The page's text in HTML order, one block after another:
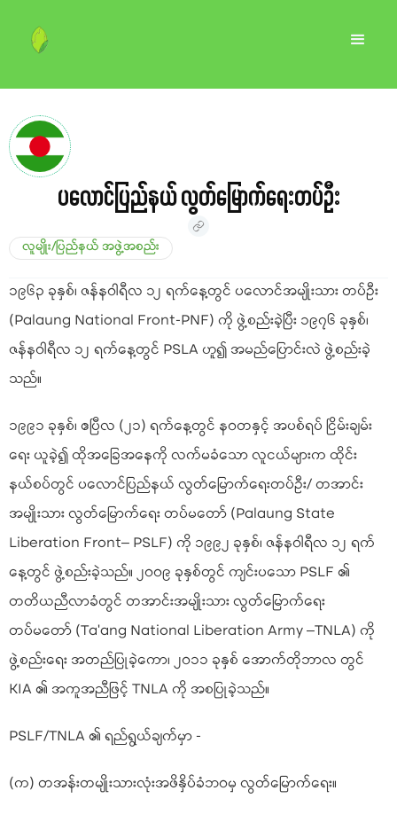
ပလောင်ပြည်နယ် လွတ်မြောက်ရေးတပ်ဦး
လူမျိုး/ပြည်နယ် အဖွဲ့အစည်း
၁၉၆၃ ခုနှစ်၊ ဇန်နဝါရီလ ၁၂ ရက်နေ့တွင် ပလောင်အမျိုးသား တပ်ဦး
(Palaung National Front-PNF) ကို ဖွဲ့စည်းခဲ့ပြီး ၁၉၇၆ ခုနှစ်၊
ဇန်နဝါရီလ ၁၂ ရက်နေ့တွင် PSLA ဟူ၍ အမည်ပြောင်းလဲ ဖွဲ့စည်းခဲ့
သည်။
၁၉၉၁ ခုနှစ်၊ ဧပြီလ (၂၁) ရက်နေ့တွင် နဝတနှင့် အပစ်ရပ် ငြိမ်းချမ်း
ရေး ယူခဲ့၍ ထိုအခြေအနေကို လက်မခံသော လူငယ်များက ထိုင်း
နယ်စပ်တွင် ပလောင်ပြည်နယ် လွတ်မြောက်ရေးတပ်ဦး/ တအာင်း
အမျိုးသား လွတ်မြောက်ရေး တပ်မတော် (Palaung State
Liberation Front– PSLF) ကို ၁၉၉၂ ခုနှစ်၊ ဇန်နဝါရီလ ၁၂ ရက်
နေ့တွင် ဖွဲ့စည်းခဲ့သည်။ ၂၀၀၉ ခုနှစ်တွင် ကျင်းပသော PSLF ၏
တတိယညီလာခံတွင် တအာင်းအမျိုးသား လွတ်မြောက်ရေး
တပ်မတော် (Ta’ang National Liberation Army –TNLA) ကို
ဖွဲ့စည်းရေး အတည်ပြုခဲ့ကော၊ ၂၀၁၁ ခုနှစ် အောက်တိုဘာလ တွင်
KIA ၏ အကူအညီဖြင့် TNLA ကို အစပြုခဲ့သည်။
PSLF/TNLA ၏ ရည်ရွယ်ချက်မှာ -
(က) တအန်းတမျိုးသားလုံးအဖိနှိပ်ခံဘဝမှ လွတ်မြောက်ရေး။